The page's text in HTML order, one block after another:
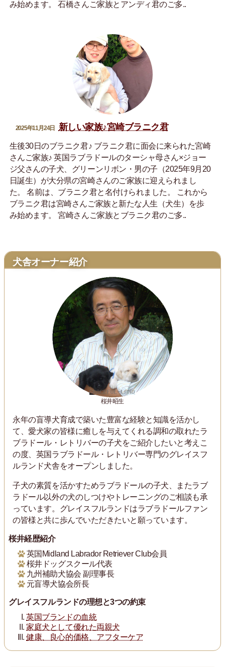
み始めます。 石橋さんご家族とアンディ君のご多..
2025年11月24日 新しい家族♪宮崎ブラニク君
生後30日のブラニク君♪ ブラニク君に面会に来られた宮崎
さんご家族♪ 英国ラブラドールのターシャ母さん×ジョー
ジ父さんの子犬、グリーンリボン・男の子（2025年9月20
日誕生）が大分県の宮崎さんのご家族に迎えられまし
た。 名前は、ブラニク君と名付けられました。 これから
ブラニク君は宮崎さんご家族と新たな人生（犬生）を歩
み始めます。 宮崎さんご家族とブラニク君のご多..
犬舎オーナー紹介
桜井昭生
永年の盲導犬育成で築いた豊富な経験と知識を活かし
て、愛犬家の皆様に癒しを与えてくれる調和の取れたラ
ブラドール・レトリバーの子犬をご紹介したいと考えこ
の度、英国ラブラドール・レトリバー専門のグレイスフ
ルランド犬舎をオープンしました。
子犬の素質を活かすためラブラドールの子犬、またラブ
ラドール以外の犬のしつけやトレーニングのご相談も承
っています。グレイスフルランドはラブラドールファン
の皆様と共に歩んでいただきたいと願っています。
桜井経歴紹介
英国Midland Labrador Retriever Club会員
桜井ドッグスクール代表
九州補助犬協会 副理事長
元盲導犬協会所長
グレイスフルランドの理想と3つの約束
英国ブランドの血統
家庭犬として優れた両親犬
健康、良心的価格、アフターケア